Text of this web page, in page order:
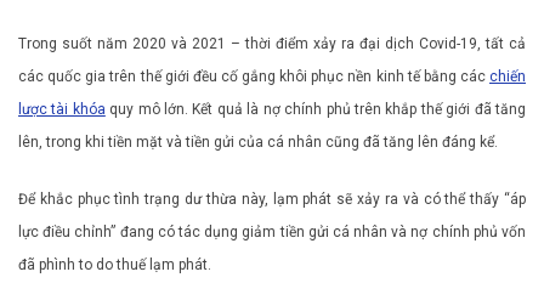
Trong suốt năm 2020 và 2021 – thời điểm xảy ra đại dịch Covid-19, tất cả
các quốc gia trên thế giới đều cố gắng khôi phục nền kinh tế bằng các chiến
lược tài khóa quy mô lớn. Kết quả là nợ chính phủ trên khắp thế giới đã tăng
lên, trong khi tiền mặt và tiền gửi của cá nhân cũng đã tăng lên đáng kể.
Để khắc phục tình trạng dư thừa này, lạm phát sẽ xảy ra và có thể thấy “áp
lực điều chỉnh” đang có tác dụng giảm tiền gửi cá nhân và nợ chính phủ vốn
đã phình to do thuế lạm phát.